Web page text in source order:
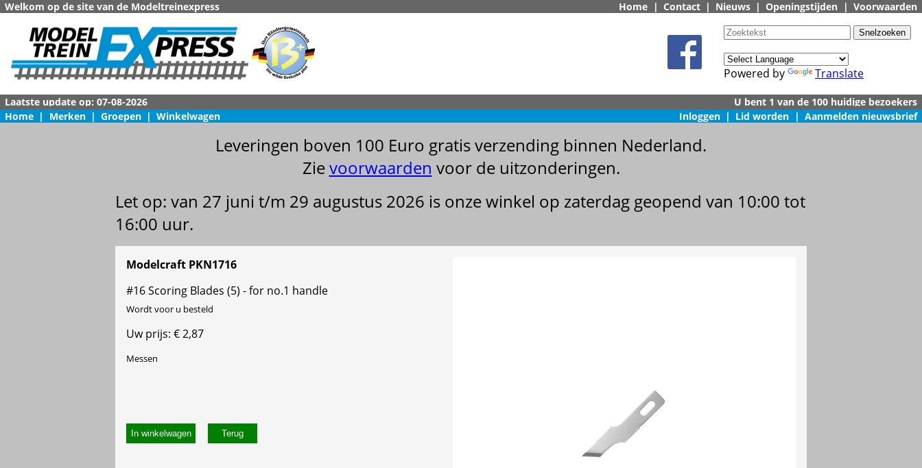
Welkom op de site van de Modeltreinexpress Home | Contact | Nieuws | Openingstijden | Voorwaarden
Powered by Translate
Home | Merken | Groepen | Winkelwagen Inloggen | Lid worden | Aanmelden nieuwsbrief
Leveringen boven 100 Euro gratis verzending binnen Nederland.
Zievoorwaarden voor de uitzonderingen.
Let op: van 27 juni t/m 29 augustus 2026 is onze winkel op zaterdag geopend van 10:00 tot
16:00 uur.
Modelcraft PKN1716
#16 Scoring Blades (5) - for no.1 handle
Wordt voor u besteld
Uw prijs: € 2,87
Messen
In winkelwagen